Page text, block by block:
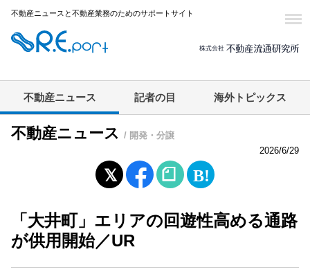
不動産ニュースと不動産業務のためのサポートサイト
不動産ニュース 記者の目 海外トピックス
不動産ニュース / 開発・分譲
2026/6/29
「大井町」エリアの回遊性高める通路
が供用開始／UR